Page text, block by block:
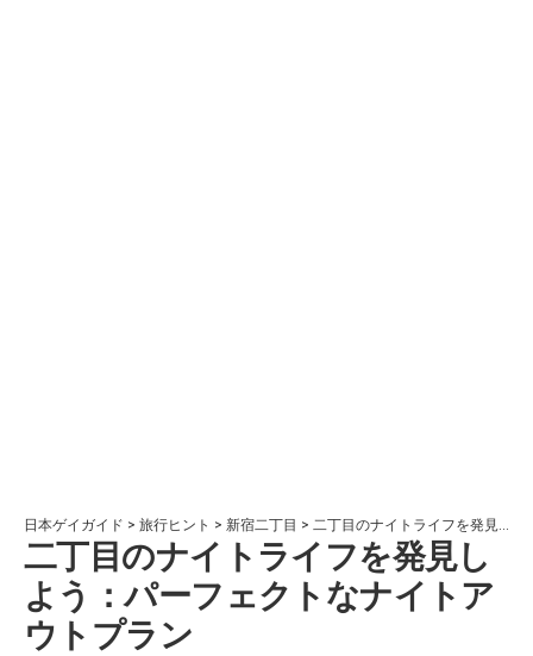
日本ゲイガイド > 旅行ヒント > 新宿二丁目 > 二丁目のナイトライフを発見しよう：パーフェクトなナイトアウトプラン
二丁目のナイトライフを発見し
よう：パーフェクトなナイトア
ウトプラン